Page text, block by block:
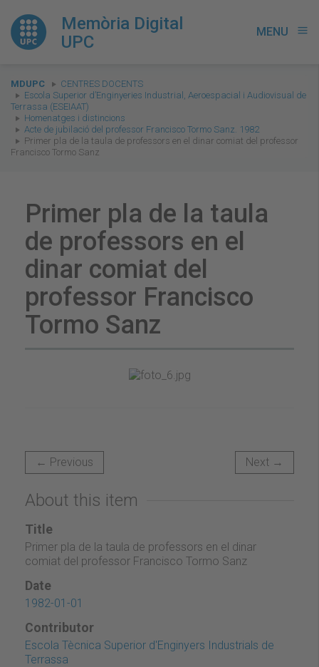
Memòria Digital
UPC
MENU menu
You
are
here:
MDUPC
CENTRES DOCENTS
Escola Superior d’Enginyeries Industrial, Aeroespacial i Audiovisual de
Terrassa (ESEIAAT)
Homenatges i distincions
Acte de jubilació del professor Francisco Tormo Sanz. 1982
Primer pla de la taula de professors en el dinar comiat del professor
Francisco Tormo Sanz
Primer pla de la taula
de professors en el
dinar comiat del
professor Francisco
Tormo Sanz
← Previous Next →
About this item
Title
Primer pla de la taula de professors en el dinar
comiat del professor Francisco Tormo Sanz
Date
1982-01-01
Contributor
Escola Tècnica Superior d'Enginyers Industrials de
Terrassa